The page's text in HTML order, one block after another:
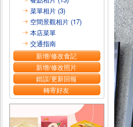
菜單相片 (3)
空間景觀相片 (17)
本店菜單
交通指南
新增/修改食記
新增/修改照片
錯誤/更新回報
轉寄好友